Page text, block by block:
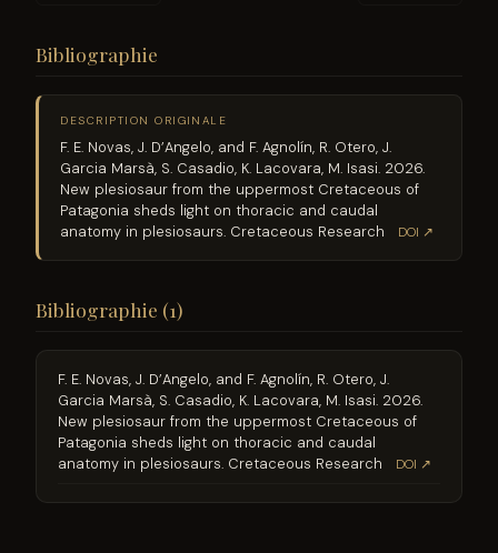
Bibliographie
DESCRIPTION ORIGINALE
F. E. Novas, J. D’Angelo, and F. Agnolín, R. Otero, J.
Garcia Marsà, S. Casadio, K. Lacovara, M. Isasi. 2026.
New plesiosaur from the uppermost Cretaceous of
Patagonia sheds light on thoracic and caudal
anatomy in plesiosaurs. Cretaceous Research
DOI ↗
Bibliographie (1)
F. E. Novas, J. D’Angelo, and F. Agnolín, R. Otero, J.
Garcia Marsà, S. Casadio, K. Lacovara, M. Isasi. 2026.
New plesiosaur from the uppermost Cretaceous of
Patagonia sheds light on thoracic and caudal
anatomy in plesiosaurs. Cretaceous Research
DOI ↗